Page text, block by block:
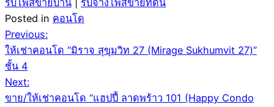
รับโพสขายบ้าน
รับจ้างโพสขายที่ดิน
Posted in คอนโด
Post
navigation
Previous:
ให้เช่าคอนโด “มิราจ สุขุมวิท 27 (Mirage Sukhumvit 27)”
ชั้น 4
Next:
ขาย/ให้เช่าคอนโด “แฮปปี้ ลาดพร้าว 101 (Happy Condo